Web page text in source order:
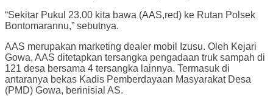
“Sekitar Pukul 23.00 kita bawa (AAS,red) ke Rutan Polsek
Bontomarannu,” sebutnya.
AAS merupakan marketing dealer mobil Izusu. Oleh Kejari
Gowa, AAS ditetapkan tersangka pengadaan truk sampah di
121 desa bersama 4 tersangka lainnya. Termasuk di
antaranya bekas Kadis Pemberdayaan Masyarakat Desa
(PMD) Gowa, berinisial AS.